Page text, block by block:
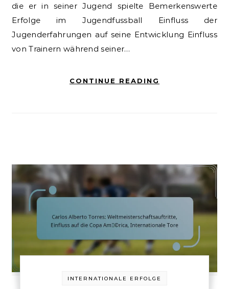
die er in seiner Jugend spielte Bemerkenswerte
Erfolge im Jugendfussball Einfluss der
Jugenderfahrungen auf seine Entwicklung Einfluss
von Trainern während seiner…
CONTINUE READING
INTERNATIONALE ERFOLGE